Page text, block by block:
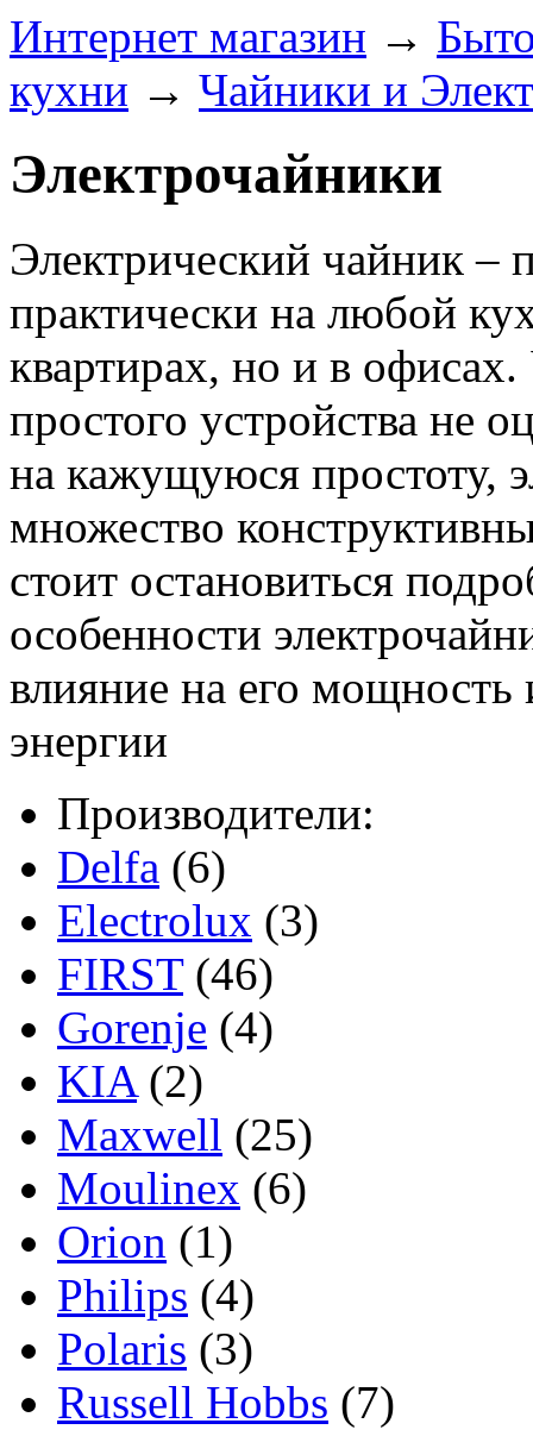
Интернет магазин →
кухни → Чайники и
Электрочайники
Электрический чайник –
практически на любой
квартирах, но и в офисах.
простого устройства не
на кажущуюся простоту,
множество
стоит остановиться
особенности
влияние на его мощность
энергии
Производители:
Delfa (6)
Electrolux (3)
FIRST(46)
Gorenje (4)
KIA(2)
Maxwell (25)
Moulinex (6)
Orion (1)
Philips (4)
Polaris (3)
Russell Hobbs (7)